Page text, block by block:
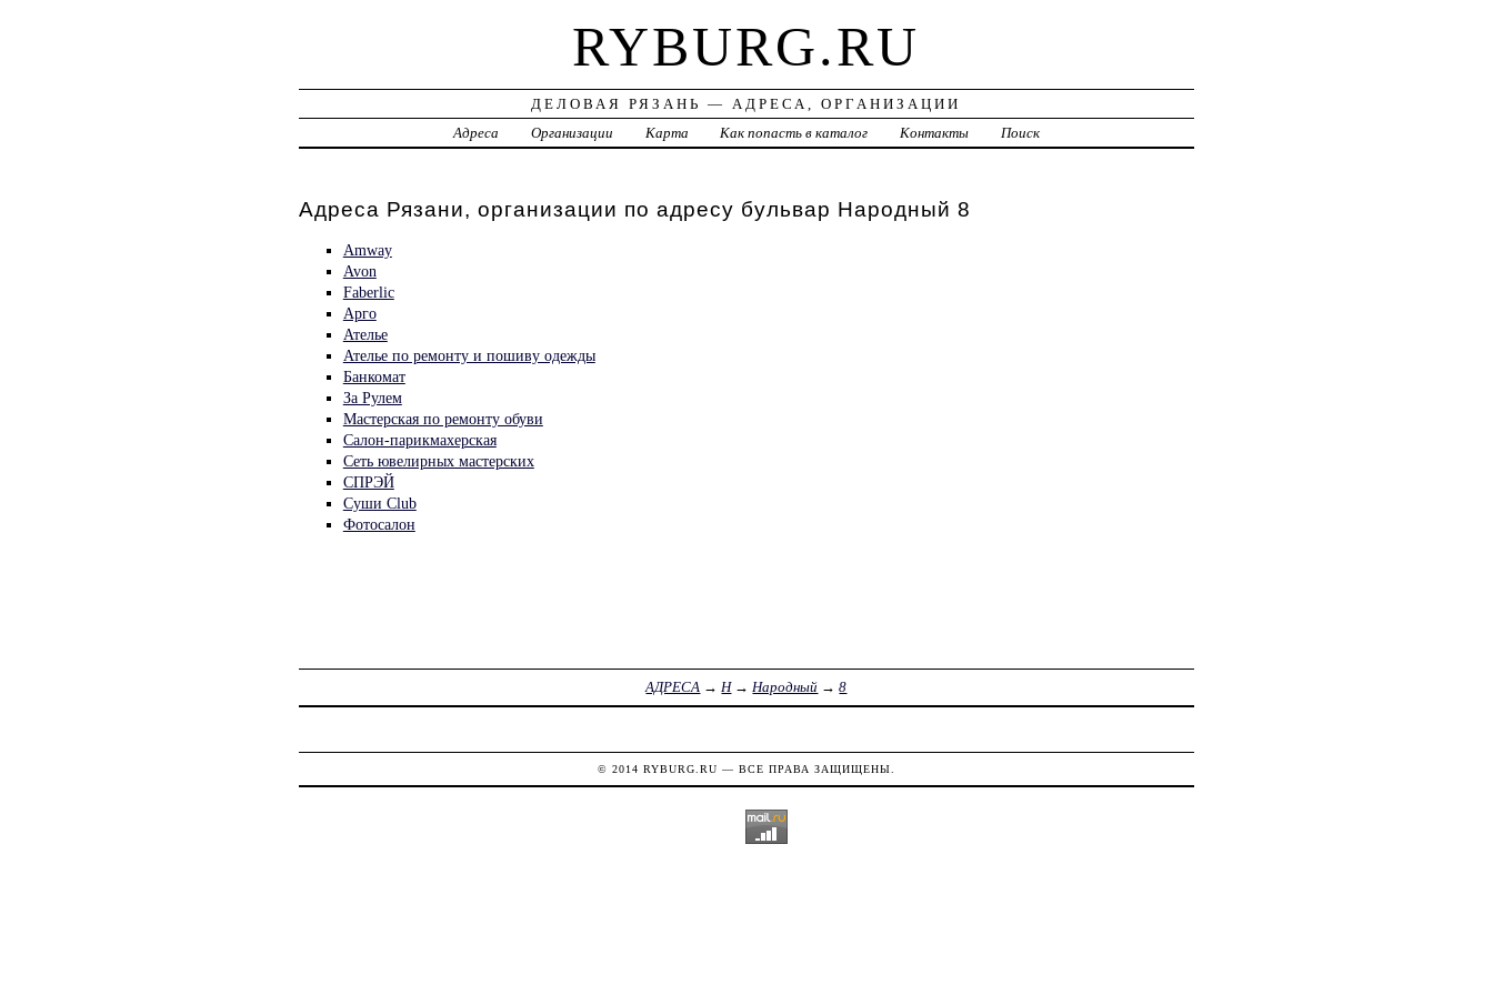
RYBURG.RU
ДЕЛОВАЯ РЯЗАНЬ — АДРЕСА, ОРГАНИЗАЦИИ
Адреса
Организации Карта Как попасть в каталог Контакты Поиск
Адреса Рязани, организации по адресу бульвар Народный 8
Amway
Avon
Faberlic
Арго
Ателье
Ателье по ремонту и пошиву одежды
Банкомат
За Рулем
Мастерская по ремонту обуви
Салон-парикмахерская
Сеть ювелирных мастерских
СПРЭЙ
Суши Club
Фотосалон
АДРЕСА →Н→Народный →8
© 2014 RYBURG.RU — ВСЕ ПРАВА ЗАЩИЩЕНЫ.